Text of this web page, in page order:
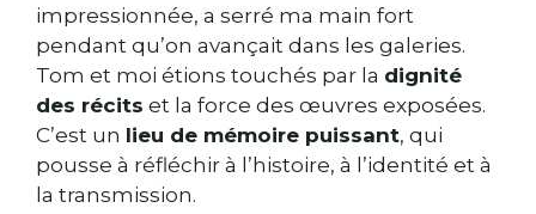
impressionnée, a serré ma main fort
pendant qu’on avançait dans les galeries.
Tom et moi étions touchés par la dignité
des récits et la force des œuvres exposées.
C’est un lieu de mémoire puissant, qui
pousse à réfléchir à l’histoire, à l’identité et à
la transmission.